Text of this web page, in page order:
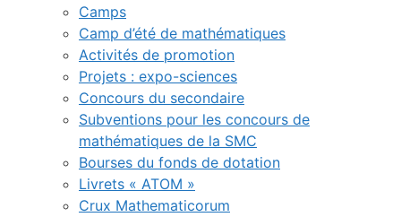
Camps
Camp d’été de mathématiques
Activités de promotion
Projets : expo-sciences
Concours du secondaire
Subventions pour les concours de
mathématiques de la SMC
Bourses du fonds de dotation
Livrets « ATOM »
Crux Mathematicorum